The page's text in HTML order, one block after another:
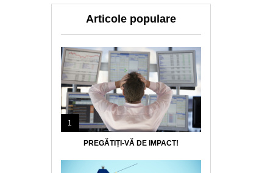
Articole populare
1
PREGĂTIȚI-VĂ DE IMPACT!